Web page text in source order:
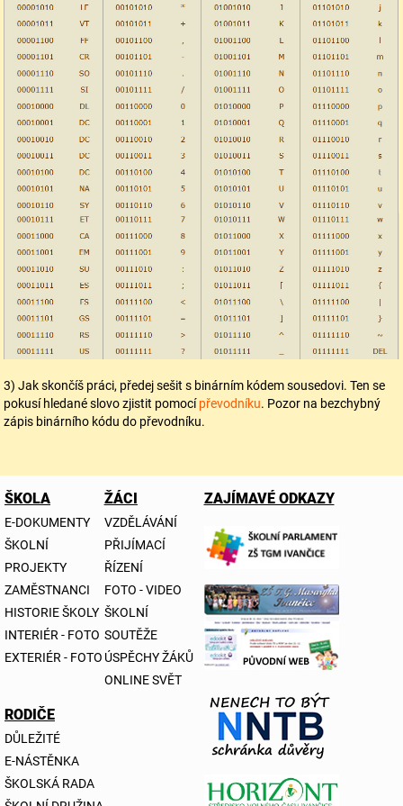
3) Jak skončíš práci, předej sešit s binárním kódem sousedovi. Ten se
pokusí hledané slovo zjistit pomocípřevodníku. Pozor na bezchybný
zápis binárního kódu do převodníku.
ŠKOLA
E-DOKUMENTY
ŠKOLNÍ
PROJEKTY
ZAMĚSTNANCI
HISTORIE ŠKOLY
INTERIÉR - FOTO
EXTERIÉR - FOTO
ŽÁCI
VZDĚLÁVÁNÍ
PŘIJÍMACÍ
ŘÍZENÍ
FOTO - VIDEO
ŠKOLNÍ
SOUTĚŽE
ÚSPĚCHY ŽÁKŮ
ONLINE SVĚT
RODIČE
DŮLEŽITÉ
E-NÁSTĚNKA
ŠKOLSKÁ RADA
ZAJÍMAVÉ ODKAZY